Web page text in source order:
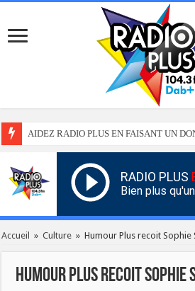
AIDEZ RADIO PLUS EN FAISANT UN
RADIO PLUS
Bien plus
Accueil » Culture » Humour Plus recoit Sophie
Humour Plus recoit Sophie